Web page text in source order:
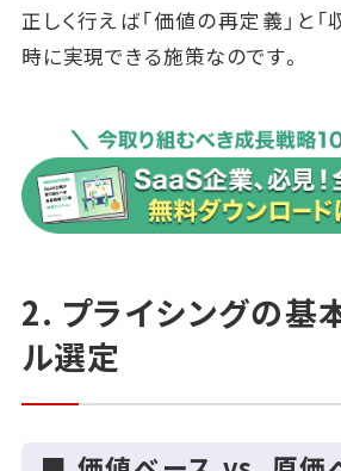
正しく行えば「価値の再定義」と
時に実現できる施策なのです。
2. プライシングの基
ル選定